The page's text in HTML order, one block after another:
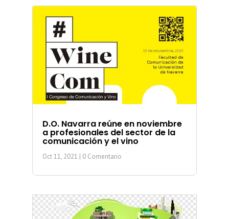
D.O. Navarra reúne en noviembre
a profesionales del sector de la
comunicación y el vino
Oct 11, 2021 | 0 Comentario